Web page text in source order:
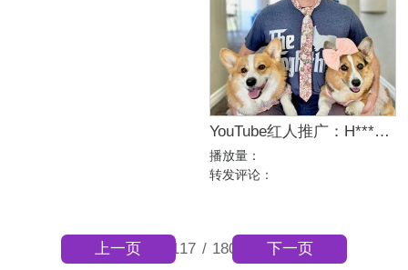
YouTube红人推广：H***a｜美国 宠物
播放量：
转发评论：
117 / 180
上一页 下一页